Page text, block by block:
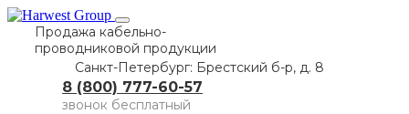
Продажа кабельно-
проводниковой продукции
Санкт-Петербург: Брестский б-р, д. 8
8 (800) 777-60-57
звонок бесплатный